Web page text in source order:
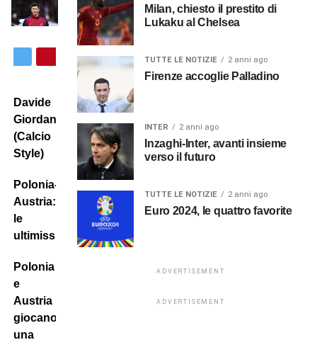
Davide
Giordana
(Calcio
Style)
Polonia-
Austria:
le
ultimissime!
Polonia
e
Austria
giocano
una
Milan, chiesto il prestito di
Lukaku al Chelsea
TUTTE LE NOTIZIE 2 anni ago
Firenze accoglie Palladino
INTER 2 anni ago
Inzaghi-Inter, avanti insieme
verso il futuro
TUTTE LE NOTIZIE 2 anni ago
Euro 2024, le quattro favorite
ADVERTISEMENT
ADVERTISEMENT